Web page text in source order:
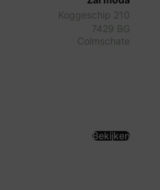
Koggeschip 210
7429 BG
Colmschate
Bekijken